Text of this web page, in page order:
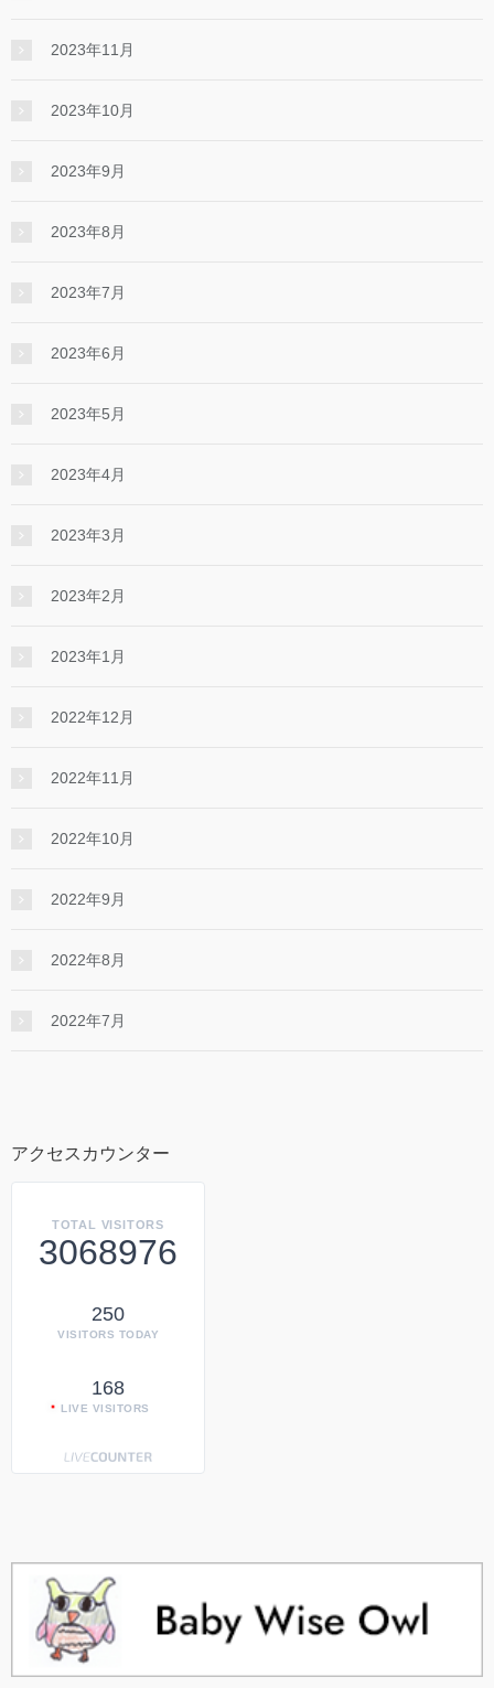
2023年11月
2023年10月
2023年9月
2023年8月
2023年7月
2023年6月
2023年5月
2023年4月
2023年3月
2023年2月
2023年1月
2022年12月
2022年11月
2022年10月
2022年9月
2022年8月
2022年7月
アクセスカウンター
TOTAL VISITORS
3068976
250
VISITORS TODAY
168
LIVE VISITORS